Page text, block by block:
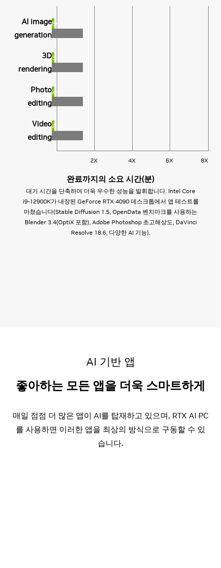
AI image
generation
8X
3D
rendering
3.8X
Photo
editing
2.6X
Video
editing
2.3X
2X 4X 6X 8X
완료까지의 소요 시간(분)
대기 시간을 단축하여 더욱 우수한 성능을 발휘합니다. Intel Core
i9-12900K가 내장된 GeForce RTX 4090 데스크톱에서 앱 테스트를
마쳤습니다(Stable Diffusion 1.5, OpenData 벤치마크를 사용하는
Blender 3.4(OptiX 포함), Adobe Photoshop 초고해상도, DaVinci
Resolve 18.6, 다양한 AI 기능).
Cyberpunk
2077 (RT:
Tech
Preview)
Marvel's
Spider-
Man: Miles
Morales
Warhammer
40,000:
Darktide
2X
모델 훈련과
파인 튜닝
359.6
코드 어시스
턴트
106.8
혼합 정밀도를 사용하는 BERT 기반 케이스, GeForce RTX 4090의
모델 훈련/파인 튜닝 | 코드 지원은 Code llama 13B Int4 추론 성능
INSEQ=100, OUTSEQ=100 배치 크기 1입니다.
배치 사이즈
= 8
829
216
배치 사이즈
= 4
677
166
배치 사이즈
= 1
188
137
AutoGPTQ | 모든 수치는 GeForce RTX 4090에서 측정한 값입니다.
AI 기반 앱
좋아하는 모든 앱을 더욱 스마트하게
매일 점점 더 많은 앱이 AI를 탑재하고 있으며, RTX AI PC
를 사용하면 이러한 앱을 최상의 방식으로 구동할 수 있
습니다.